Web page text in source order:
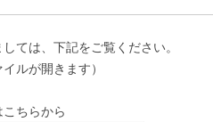
ては、下記をご覧ください。
ルが開きます）
から